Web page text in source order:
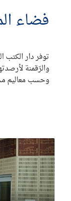
فضاء
توفر دار
والرّقمنة
وحسب معاليم